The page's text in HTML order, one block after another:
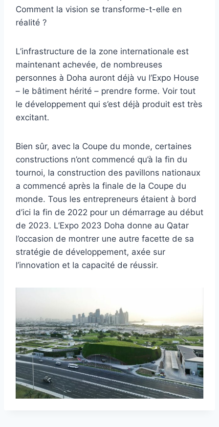
Comment la vision se transforme-t-elle en
réalité ?
L’infrastructure de la zone internationale est
maintenant achevée, de nombreuses
personnes à Doha auront déjà vu l’Expo House
– le bâtiment hérité – prendre forme. Voir tout
le développement qui s’est déjà produit est très
excitant.
Bien sûr, avec la Coupe du monde, certaines
constructions n’ont commencé qu’à la fin du
tournoi, la construction des pavillons nationaux
a commencé après la finale de la Coupe du
monde. Tous les entrepreneurs étaient à bord
d’ici la fin de 2022 pour un démarrage au début
de 2023. L’Expo 2023 Doha donne au Qatar
l’occasion de montrer une autre facette de sa
stratégie de développement, axée sur
l’innovation et la capacité de réussir.